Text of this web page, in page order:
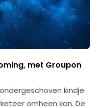
met Groupon
kindje
omheen kan. De